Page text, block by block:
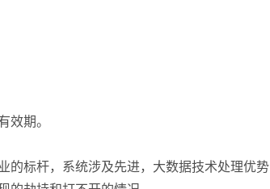
效期。
的标杆，系统涉及先进，大数据技术处理优势